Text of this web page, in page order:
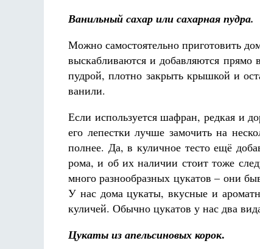
Ванильный сахар или сахарная пудра.
Можно самостоятельно приготовить
выскабливаются и добавляются прямо
пудрой, плотно закрыть крышкой и
ванили.
Если используется шафран, редкая и
его лепестки лучше замочить на
полнее. Да, в куличное тесто ещё
рома, и об их наличии стоит тоже
много разнообразных цукатов – они
У нас дома цукаты, вкусные и
куличей. Обычно цукатов у нас два
Цукаты из апельсиновых корок.